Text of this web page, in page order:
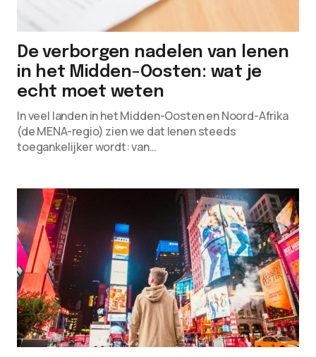
De verborgen nadelen van lenen
in het Midden-Oosten: wat je
echt moet weten
In veel landen in het Midden-Oosten en Noord-Afrika
(de MENA-regio) zien we dat lenen steeds
toegankelijker wordt: van…